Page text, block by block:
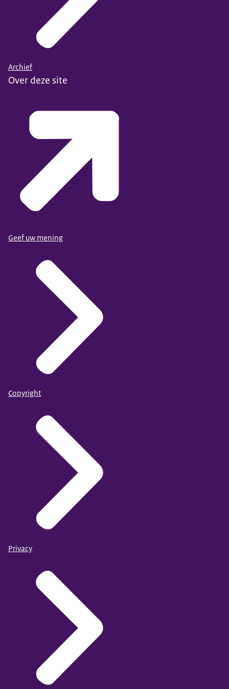
Archief
Over deze site
Geef uw mening
Copyright
Privacy